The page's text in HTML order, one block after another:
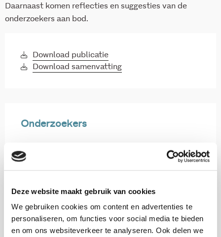
Deze website maakt gebruik van cookies
We gebruiken cookies om content en advertenties te
personaliseren, om functies voor social media te bieden
en om ons websiteverkeer te analyseren. Ook delen we
Daarnaast komen reflecties en suggesties van de
onderzoekers aan bod.
Download publicatie
Download samenvatting
Onderzoekers
Marlinda van der Hoff
Onderzoeker